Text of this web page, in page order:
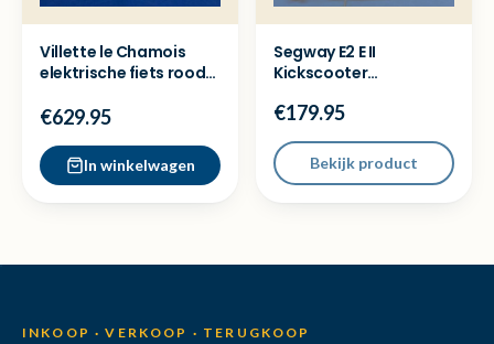
Villette le Chamois
elektrische fiets rood
€629.95
In winkelwagen
Segway E2 E II
Kickscooter
Nette staat
€179.95
Bekijk product
INKOOP · VERKOOP · TERUGKOOP